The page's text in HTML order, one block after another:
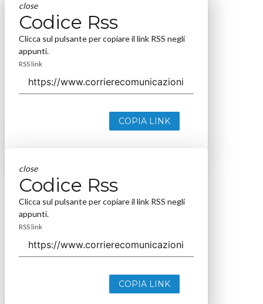
close
Codice Rss
Clicca sul pulsante per copiare il link RSS negli
appunti.
RSS link
COPIA LINK
close
Codice Rss
Clicca sul pulsante per copiare il link RSS negli
appunti.
RSS link
COPIA LINK